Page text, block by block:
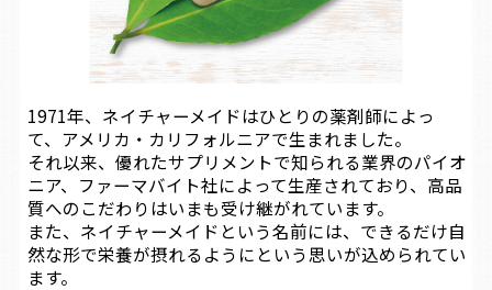
1971年、ネイチャーメイドはひとりの薬剤師によっ
て、アメリカ・カリフォルニアで生まれました。
それ以来、優れたサプリメントで知られる業界のパイオ
ニア、ファーマバイト社によって生産されており、高品
質へのこだわりはいまも受け継がれています。
また、ネイチャーメイドという名前には、できるだけ自
然な形で栄養が摂れるようにという思いが込められてい
ます。